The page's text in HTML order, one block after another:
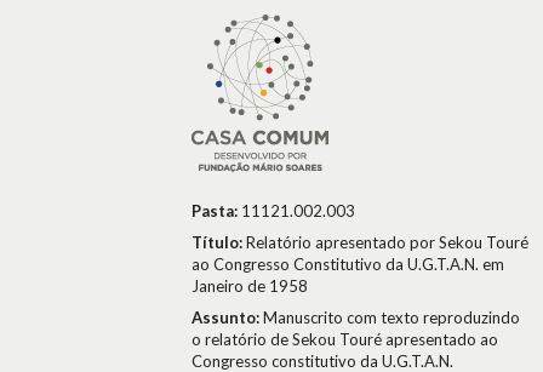
Pasta: 11121.002.003
Título:Relatório apresentado por Sekou Touré
ao Congresso Constitutivo da U.G.T.A.N. em
Janeiro de 1958
Assunto:Manuscrito com texto reproduzindo
o relatório de Sekou Touré apresentado ao
Congresso constitutivo da U.G.T.A.N.